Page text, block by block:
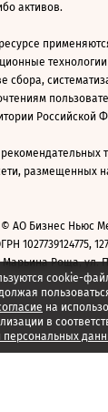
cookie-
на
в
активов.
сбора,
Российской
размещенных
АО Бизнес Ньюс
1027739124775,
Роща, ул.